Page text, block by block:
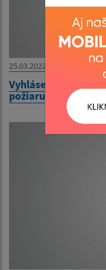
25.03.2022
Vyhlásenie času
požiaru